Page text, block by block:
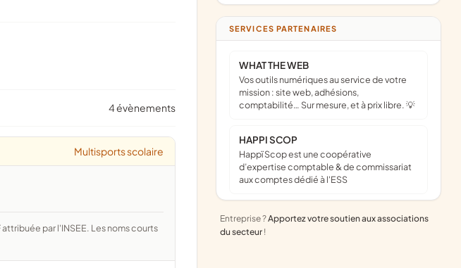
4 évènements
Multisports scolaire
SERVICES PARTENAIRES
WHAT THE WEB
Vos outils numériques au service de votre
mission : site web, adhésions,
comptabilité… Sur mesure, et à prix libre. 💡
HAPPI SCOP
Happï Scop est une coopérative
d’expertise comptable & de commissariat
aux comptes dédié à l'ESS
Entreprise ?Apportez votre soutien aux associations
du secteur !